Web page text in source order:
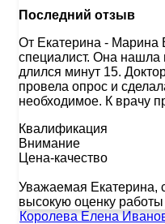
Последний отзыв
От Екатерина - Марина
специалист. Она нашла
длился минут 15.
провела опрос и
необходимое. К врачу
Квалификация
Внимание
Цена-качество
Уважаемая Екатерина,
высокую оценку работы
Королева Елена